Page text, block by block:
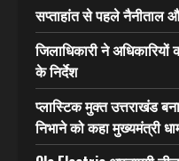
सप्ताहांत से पहले नैनीताल
जिलाधिकारी ने
के निर्देश
प्लास्टिक मुक्त उत्तराखंड
निभाने को कहा मुख्यमंत्री